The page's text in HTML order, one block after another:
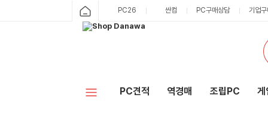
PC26 싼컴 PC구매상담 기업
PC견적 역경매 조립PC 게